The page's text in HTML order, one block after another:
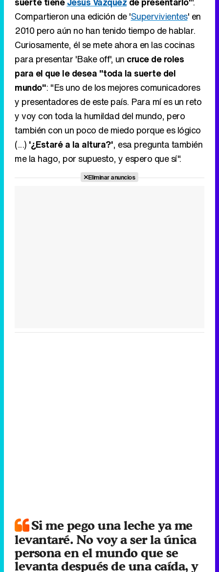
Compartieron una edición de 'Supervivientes' en
2010 pero aún no han tenido tiempo de hablar.
Curiosamente, él se mete ahora en las cocinas
para presentar 'Bake off', un cruce de roles
para el que le desea "toda la suerte del
mundo": "Es uno de los mejores comunicadores
y presentadores de este país. Para mí es un reto
y voy con toda la humildad del mundo, pero
también con un poco de miedo porque es lógico
(...) '¿Estaré a la altura?', esa pregunta también
me la hago, por supuesto, y espero que sí".
Eliminar anuncios
Si me pego una leche ya me
levantaré. No voy a ser la única
persona en el mundo que se
levanta después de una caída, y